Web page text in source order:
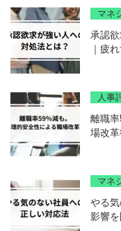
マネ
承認
｜疲
人事
離職
場改
マネ
やる
影響